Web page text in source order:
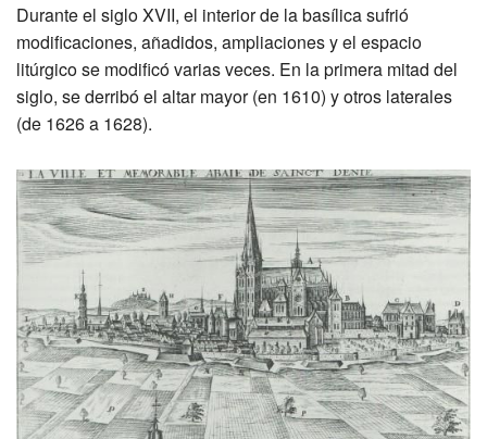
Durante el siglo XVII, el interior de la basílica sufrió
modificaciones, añadidos, ampliaciones y el espacio
litúrgico se modificó varias veces. En la primera mitad del
siglo, se derribó el altar mayor (en 1610) y otros laterales
(de 1626 a 1628).